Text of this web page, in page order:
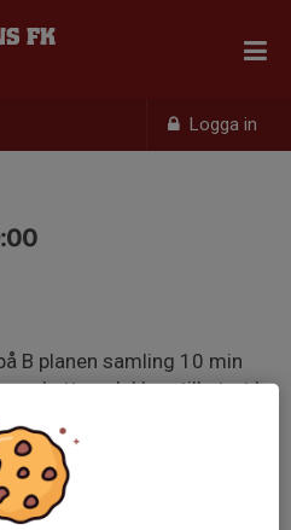
Logga in
FK
B planen samling 10 min
ombytta och klara till start !
vattenflaska.